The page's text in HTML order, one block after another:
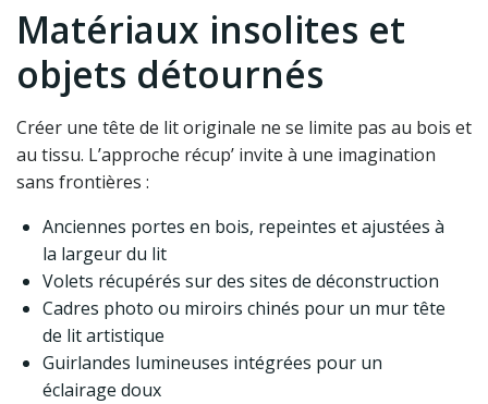
Matériaux insolites et
objets détournés
Créer une tête de lit originale ne se limite pas au bois et
au tissu. L’approche récup’ invite à une imagination
sans frontières :
Anciennes portes en bois, repeintes et ajustées à
la largeur du lit
Volets récupérés sur des sites de déconstruction
Cadres photo ou miroirs chinés pour un mur tête
de lit artistique
Guirlandes lumineuses intégrées pour un
éclairage doux